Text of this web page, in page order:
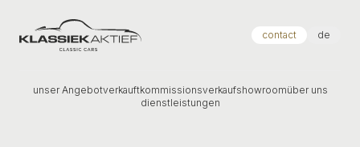
Klassiek Aktief contact de
unser Angebotverkauftkommissionsverkaufshowroomüber uns
dienstleistungen